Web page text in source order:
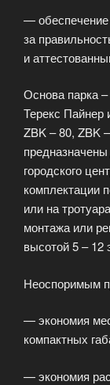
— обеспечение
за
и
Основа парка
Терекс Пайнер
ZBK – 80, ZBK
городского
комплектации
или на
монтажа или
высотой 5 – 12
Неоспоримым
— экономия
компактных
— экономия